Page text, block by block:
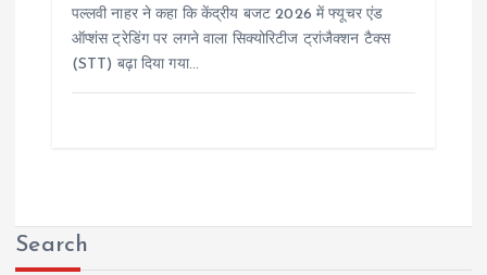
पल्लवी नाहर ने कहा कि केंद्रीय बजट 2026 में फ्यूचर एंड
ऑप्शंस ट्रेडिंग पर लगने वाला सिक्योरिटीज ट्रांजैक्शन टैक्स
(STT) बढ़ा दिया गया…
Search